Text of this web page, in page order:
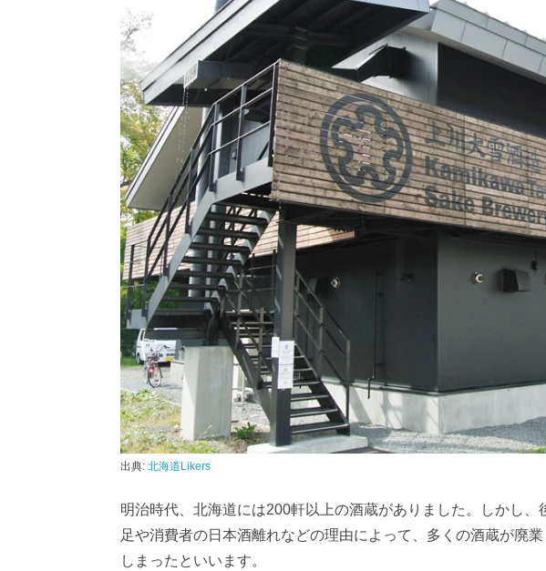
出典: 北海道Likers
明治時代、北海道には200軒以上の酒蔵がありました。しかし
足や消費者の日本酒離れなどの理由によって、多くの酒蔵が廃
しまったといいます。